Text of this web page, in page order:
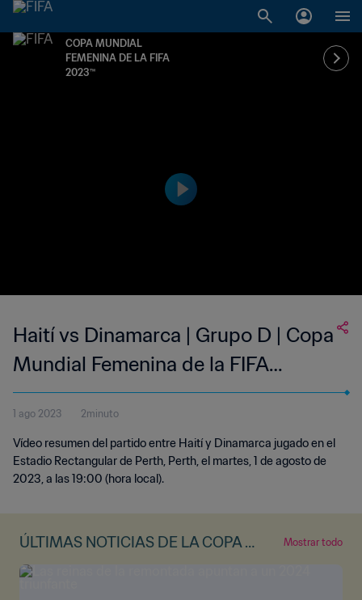
COPA MUNDIAL
FEMENINA DE LA FIFA
2023™
Haití vs Dinamarca | Grupo D | Copa
Mundial Femenina de la FIFA
Australia & Nueva Zelanda 2023™ |
Highlights (Sin relato)
1 ago 2023 2minuto
Vídeo resumen del partido entre Haití y Dinamarca jugado en el
Estadio Rectangular de Perth, Perth, el martes, 1 de agosto de
2023, a las 19:00 (hora local).
ÚLTIMAS NOTICIAS DE LA COPA M
UNDIAL FEMENINA DE LA FIFA™
Mostrar todo